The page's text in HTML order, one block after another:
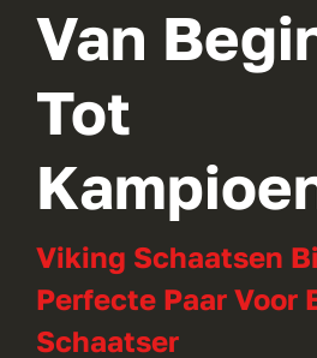
Van
Tot
Viking Schaatsen
Perfecte Paar Voor
Schaatser